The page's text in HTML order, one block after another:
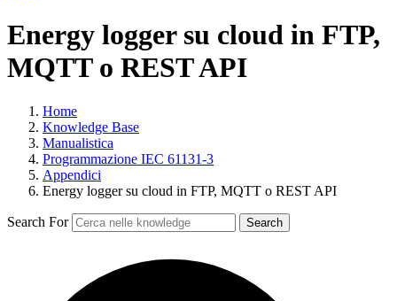
Energy logger su cloud in FTP,
MQTT o REST API
Home
Knowledge Base
Manualistica
Programmazione IEC 61131-3
Appendici
Energy logger su cloud in FTP, MQTT o REST API
Search For Search